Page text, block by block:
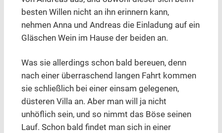
besten Willen nicht an ihn erinnern kann,
nehmen Anna und Andreas die Einladung auf ein
Gläschen Wein im Hause der beiden an.
Was sie allerdings schon bald bereuen, denn
nach einer überraschend langen Fahrt kommen
sie schließlich bei einer einsam gelegenen,
düsteren Villa an. Aber man will ja nicht
unhöflich sein, und so nimmt das Böse seinen
Lauf. Schon bald findet man sich in einer